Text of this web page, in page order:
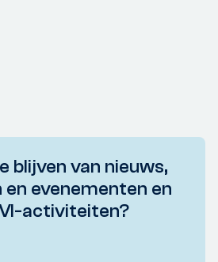
blijven van nieuws,
evenementen en
activiteiten?